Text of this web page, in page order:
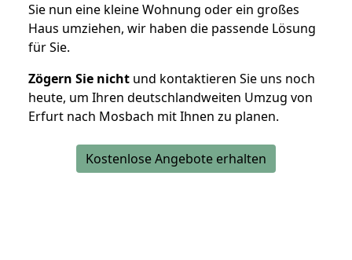
Sie nun eine kleine Wohnung oder ein großes
Haus umziehen, wir haben die passende Lösung
für Sie.
Zögern Sie nicht und kontaktieren Sie uns noch
heute, um Ihren deutschlandweiten Umzug von
Erfurt nach Mosbach mit Ihnen zu planen.
Kostenlose Angebote erhalten